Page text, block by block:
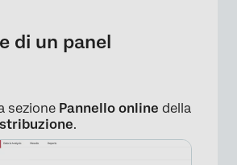
di un panel
sezione Pannello online della
.